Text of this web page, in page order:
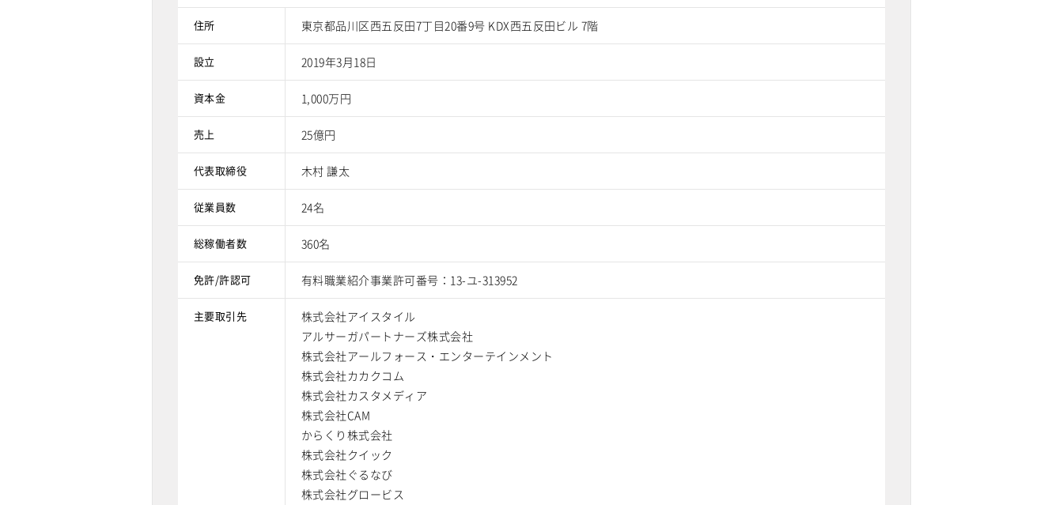
住所 東京都品川区西五反田7丁目20番9号 KDX西五反田ビル 7階
設立 2019年3月18日
資本金 1,000万円
売上 25億円
代表取締役 木村 謙太
従業員数 24名
総稼働者数 360名
免許/許認可 有料職業紹介事業許可番号：13-ユ-313952
主要取引先
株式会社アイスタイル
アルサーガパートナーズ株式会社
株式会社アールフォース・エンターテインメント
株式会社カカクコム
株式会社カスタメディア
株式会社CAM
からくり株式会社
株式会社クイック
株式会社ぐるなび
株式会社グロービス